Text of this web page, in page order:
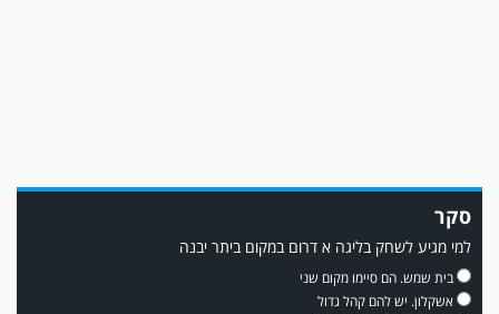
סקר
למי מגיע לשחק בליגה א דרום במקום ביתר יבנה
בית שמש. הם סיימו מקום שני
אשקלון. יש להם קהל גדול